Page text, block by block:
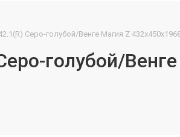
Серо-голубой/Венге Магия Z 432х450х1968
голубой/